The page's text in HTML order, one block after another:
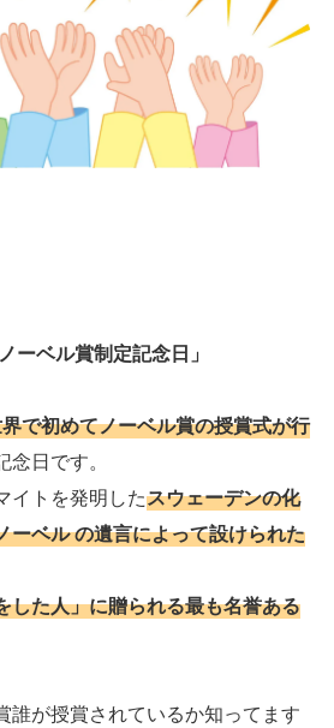
ーベル賞制定記念日」
で初めてノーベル賞の授賞式が行
日です。
イトを発明したスウェーデンの化
ーベルの遺言によって設けられた
した人」に贈られる最も名誉ある
誰が授賞されているか知ってます